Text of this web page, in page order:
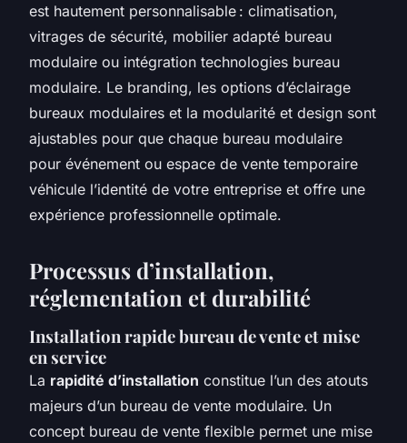
est hautement personnalisable : climatisation,
vitrages de sécurité, mobilier adapté bureau
modulaire ou intégration technologies bureau
modulaire. Le branding, les options d’éclairage
bureaux modulaires et la modularité et design sont
ajustables pour que chaque bureau modulaire
pour événement ou espace de vente temporaire
véhicule l’identité de votre entreprise et offre une
expérience professionnelle optimale.
Processus d’installation,
réglementation et durabilité
Installation rapide bureau de vente et mise
en service
La rapidité d’installation constitue l’un des atouts
majeurs d’un bureau de vente modulaire. Un
concept bureau de vente flexible permet une mise